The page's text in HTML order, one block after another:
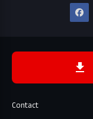
Contact